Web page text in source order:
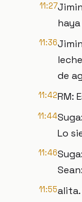
11:27
11:36
de
11:42RM:
11:44
Lo
11:46
11:55alita.